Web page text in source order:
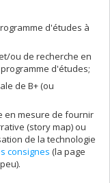
d'études à
ou de recherche en
d'études;
de B+ (ou
en mesure de fournir
(story map) ou
de la technologie
consignes (la page